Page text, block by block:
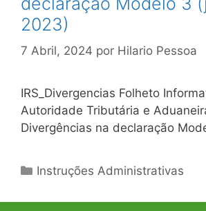
2023)
7 Abril, 2024 por Hilario Pessoa
IRS_Divergencias Folheto
Autoridade Tributária e
Divergências na declaração
Categorias
Instruções Administrativas